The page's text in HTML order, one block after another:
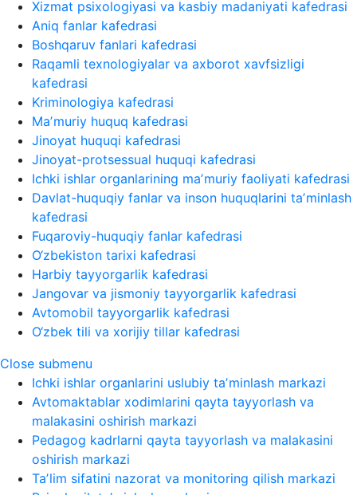
Xizmat psixologiyasi va kasbiy madaniyati kafedrasi
Aniq fanlar kafedrasi
Boshqaruv fanlari kafedrasi
Raqamli texnologiyalar va axborot xavfsizligi
kafedrasi
Kriminologiya kafedrasi
Maʼmuriy huquq kafedrasi
Jinoyat huquqi kafedrasi
Jinoyat-protsessual huquqi kafedrasi
Ichki ishlar organlarining maʼmuriy faoliyati kafedrasi
Davlat-huquqiy fanlar va inson huquqlarini taʼminlash
kafedrasi
Fuqaroviy-huquqiy fanlar kafedrasi
O‘zbekiston tarixi kafedrasi
Harbiy tayyorgarlik kafedrasi
Jangovar va jismoniy tayyorgarlik kafedrasi
Avtomobil tayyorgarlik kafedrasi
O‘zbek tili va xorijiy tillar kafedrasi
Close submenu
Ichki ishlar organlarini uslubiy taʼminlash markazi
Avtomaktablar xodimlarini qayta tayyorlash va
malakasini oshirish markazi
Pedagog kadrlarni qayta tayyorlash va malakasini
oshirish markazi
Taʼlim sifatini nazorat va monitoring qilish markazi